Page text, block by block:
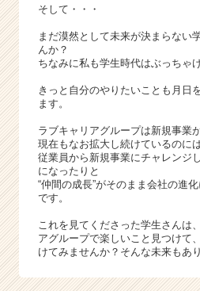
そして・・・
まだ漠然として未来が決まらない
んか？
ちなみに私も学生時代はぶっちゃ
きっと自分のやりたいことも月日
ます。
ラブキャリアグループは新規事業
現在もなお拡大し続けているのには
従業員から新規事業にチャレンジ
になったりと
“仲間の成長”がそのまま会社の進
です。
これを見てくださった学生さんは
アグループで楽しいこと見つけて
けてみませんか？そんな未来もあ